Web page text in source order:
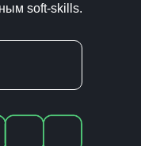
soft-skills.